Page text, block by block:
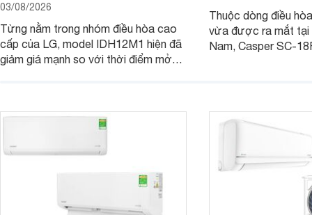
03/08/2026
Từng nằm trong nhóm điều hòa cao
cấp của LG, model IDH12M1 hiện đã
giảm giá mạnh so với thời điểm mở
đại.
Thuộc dòng điều
vừa được ra mắt
Nam, Casper SC-
nhiều tính năng và